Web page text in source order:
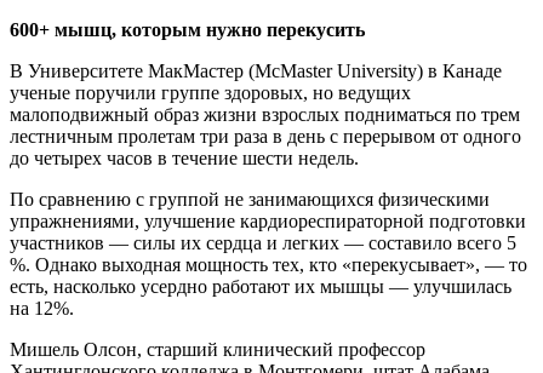
600+ мышц, которым нужно перекусить
В Университете МакМастер (McMaster University) в Канаде
ученые поручили группе здоровых, но ведущих
малоподвижный образ жизни взрослых подниматься по трем
лестничным пролетам три раза в день с перерывом от одного
до четырех часов в течение шести недель.
По сравнению с группой не занимающихся физическими
упражнениями, улучшение кардиорес­пираторной подготовки
участников — силы их сердца и легких — составило всего 5
%. Однако выходная мощность тех, кто «перекусывает», — то
есть, насколько усердно работают их мышцы — улучшилась
на 12%.
Мишель Олсон, старший клинический профессор